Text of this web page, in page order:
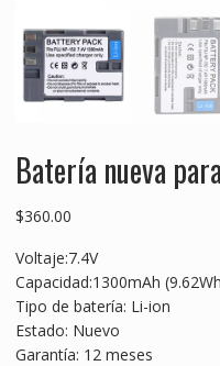
Batería nueva
$360.00
Voltaje:7.4V
Capacidad:1300mAh
Tipo de batería: Li-ion
Estado: Nuevo
Garantía: 12 meses